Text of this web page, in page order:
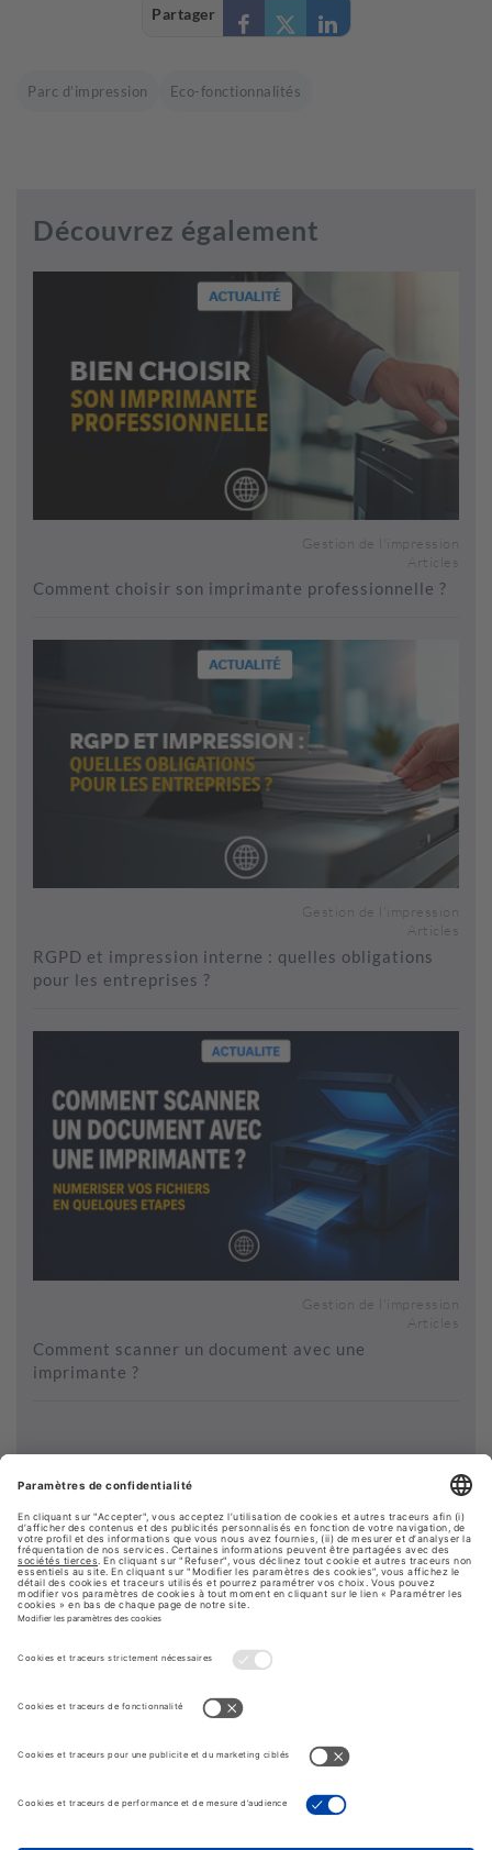
Partager
Parc d’impression Eco-fonctionnalités
Découvrez également
Gestion de l'impression
Articles
Comment choisir son imprimante professionnelle ?
Gestion de l'impression
Articles
RGPD et impression interne : quelles obligations
pour les entreprises ?
Gestion de l'impression
Articles
Comment scanner un document avec une
imprimante ?
Voir plus de contenus...